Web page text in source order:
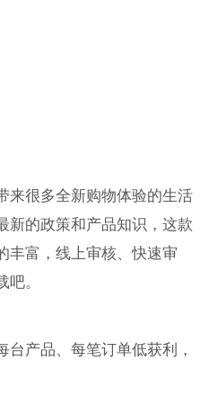
来很多全新购物体验的生活
新的政策和产品知识，这款
丰富，线上审核、快速审
。
台产品、每笔订单低获利，